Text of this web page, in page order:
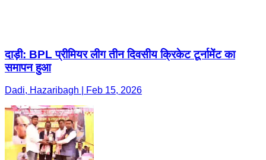
दाड़ी: BPL प्रीमियर लीग तीन दिवसीय क्रिकेट टूर्नामेंट का
समापन हुआ
Dadi, Hazaribagh | Feb 15, 2026